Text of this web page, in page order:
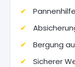
Bergung
Sicherer